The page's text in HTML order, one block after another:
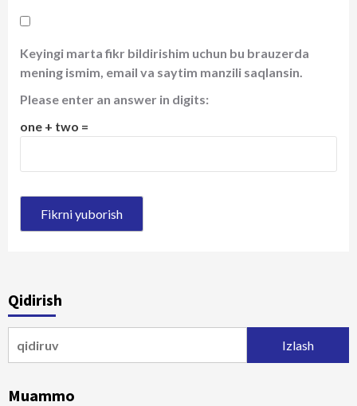
Keyingi marta fikr bildirishim uchun bu brauzerda
mening ismim, email va saytim manzili saqlansin.
Please enter an answer in digits:
one + two =
Qidirish
Muammo